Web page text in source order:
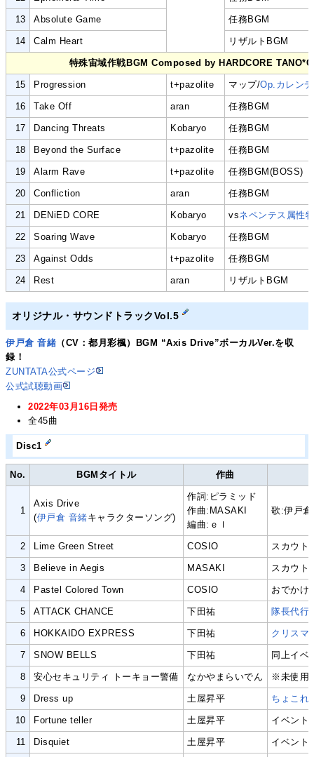
13 Absolute Game 任務BGM
14 Calm Heart リザルトBGM
特殊宙域作戦BGM Composed by HARDCORE TANO*C
15 Progression t+pazolite マップ/Op.カレン
16 Take Off aran 任務BGM
17 Dancing Threats Kobaryo 任務BGM
18 Beyond the Surface t+pazolite 任務BGM
19 Alarm Rave t+pazolite 任務BGM(BOSS)
20 Confliction aran 任務BGM
21 DENiED CORE Kobaryo vsネペンテス属性
22 Soaring Wave Kobaryo 任務BGM
23 Against Odds t+pazolite 任務BGM
24 Rest aran リザルトBGM
オリジナル・サウンドトラックVol.5
伊戸倉 音緒 （CV：都月彩楓）BGM “Axis Drive”ボーカルVer.を収
録！
ZUNTATA公式ページ
公式試聴動画
2022年03月16日発売
全45曲
Disc1
No. BGMタイトル 作曲
1
Axis Drive
(伊戸倉 音緒キャラクターソング)
作詞:ピラミッド
作曲:MASAKI
編曲:ｅｌ
歌:伊戸
2 Lime Green Street COSIO スカウト
3 Believe in Aegis MASAKI スカウト
4 Pastel Colored Town COSIO おでかけ
5 ATTACK CHANCE 下田祐 隊長代行
6 HOKKAIDO EXPRESS 下田祐 クリスマ
7 SNOW BELLS 下田祐 同上イベ
8 安心セキュリティ トーキョー警備 なかやまらいでん ※未使用
9 Dress up 土屋昇平 ちょこれ
10 Fortune teller 土屋昇平 イベント/
11 Disquiet 土屋昇平 イベント/